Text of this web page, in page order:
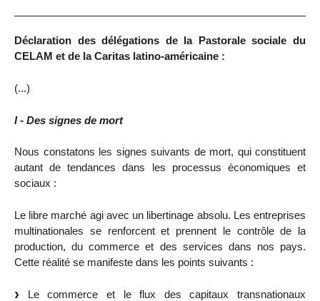
Déclaration des délégations de la Pastorale sociale du
CELAM et de la Caritas latino-américaine :
(...)
I - Des signes de mort
Nous constatons les signes suivants de mort, qui constituent
autant de tendances dans les processus économiques et
sociaux :
Le libre marché agi avec un libertinage absolu. Les entreprises
multinationales se renforcent et prennent le contrôle de la
production, du commerce et des services dans nos pays.
Cette réalité se manifeste dans les points suivants :
Le commerce et le flux des capitaux transnationaux